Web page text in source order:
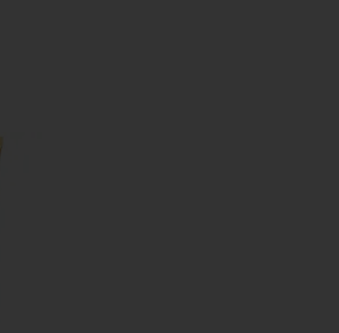
ESFOLIANTE CORPORAL GOOPGLOW